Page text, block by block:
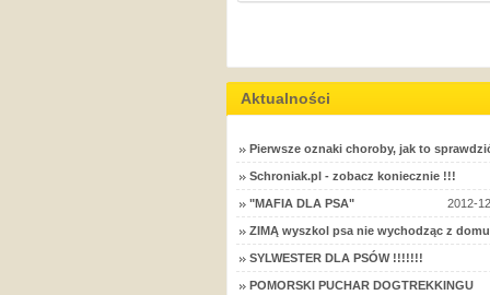
Aktualności
Pierwsze oznaki choroby, jak to
Schroniak.pl - zobacz koniecznie !!!
"MAFIA DLA PSA" 2012-
ZIMĄ wyszkol psa nie wychodząc z
SYLWESTER DLA PSÓW !!!!!!!
POMORSKI PUCHAR DOGTREKKINGU